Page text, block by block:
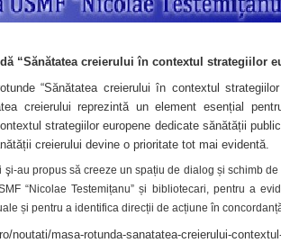
“Sănătatea creierului în contextul strategiilor
“Sănătatea creierului în contextul
creierului reprezintă un element esențial
strategiilor europene dedicate sănătății
creierului devine o prioritate tot mai evidentă.
au propus să creeze un spațiu de dialog și schimb
“Nicolae Testemițanu” și bibliotecari, pentru a
și pentru a identifica direcții de acțiune în
noutati/masa-rotunda-sanatatea-creierului-